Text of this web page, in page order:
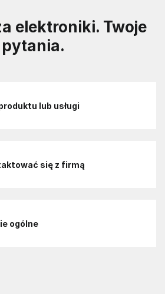
elektroniki. Twoje
pytania.
lub usługi
się z firmą
ogólne